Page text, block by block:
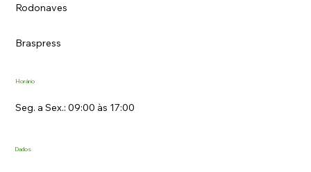
Rodonaves
Braspress
Horário
Seg. a Sex.: 09:00 às 17:00
Dados